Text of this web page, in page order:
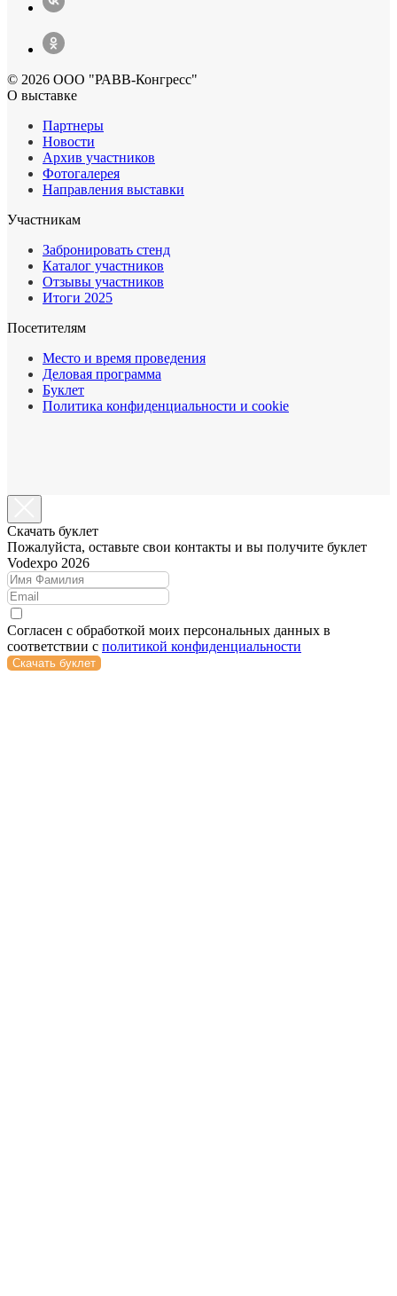
© 2026 ООО "РАВВ-Конгресс"
О выставке
Партнеры
Новости
Архив участников
Фотогалерея
Направления выставки
Участникам
Забронировать стенд
Каталог участников
Отзывы участников
Итоги 2025
Посетителям
Место и время проведения
Деловая программа
Буклет
Политика конфиденциальности и cookie
Cкачать буклет
Пожалуйста, оставьте свои контакты и вы получите буклет
Vodexpo 2026
Согласен с обработкой моих персональных данных в
соответствии с политикой конфиденциальности
Скачать буклет